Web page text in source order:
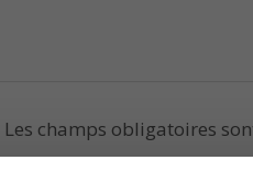
Les champs obligatoires